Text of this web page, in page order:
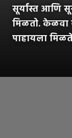
सूर्यास्त आणि
मिळतो. केळवा
पाहायला